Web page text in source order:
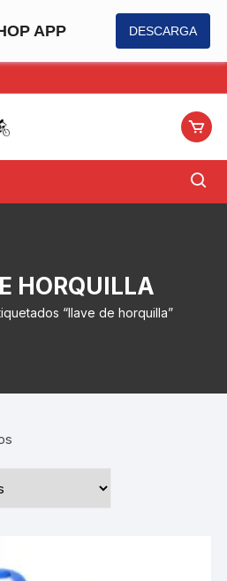
APP DESCARGA
HORQUILLA
“llave de horquilla”